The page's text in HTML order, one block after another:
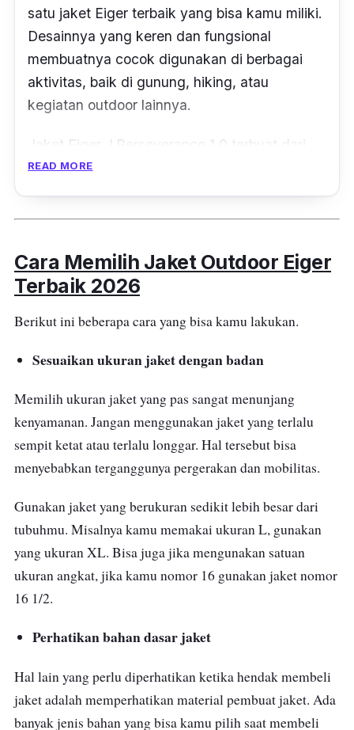
satu jaket Eiger terbaik yang bisa kamu miliki.
Desainnya yang keren dan fungsional
membuatnya cocok digunakan di berbagai
aktivitas, baik di gunung, hiking, atau
kegiatan outdoor lainnya.
Jaket Eiger J.Perseverance 1.0 terbuat dari
bahan berkualitas tinggi, memberikan
kering saat hujan.
Kamu akan merasa nyaman berkat lapisan
dalam yang lembut dan memberikan isolasi
memberikan ruang ekstra untuk menyimpan
Mengenai penampilan, jaket ini hadir dengan
gaya modern dan sporty, tersedia dalam dua
pilihan warna, abu-abu dan hitam yang
READ MORE
Cara Memilih Jaket Outdoor Eiger
Terbaik 2026
Berikut ini beberapa cara yang bisa kamu lakukan.
Sesuaikan ukuran jaket dengan badan
Memilih ukuran jaket yang pas sangat menunjang
kenyamanan. Jangan menggunakan jaket yang terlalu
sempit ketat atau terlalu longgar. Hal tersebut bisa
menyebabkan terganggunya pergerakan dan mobilitas.
Gunakan jaket yang berukuran sedikit lebih besar dari
tubuhmu. Misalnya kamu memakai ukuran L, gunakan
yang ukuran XL. Bisa juga jika mengunakan satuan
ukuran angkat, jika kamu nomor 16 gunakan jaket nomor
16 1/2.
Perhatikan bahan dasar jaket
Hal lain yang perlu diperhatikan ketika hendak membeli
jaket adalah memperhatikan material pembuat jaket. Ada
banyak jenis bahan yang bisa kamu pilih saat membeli